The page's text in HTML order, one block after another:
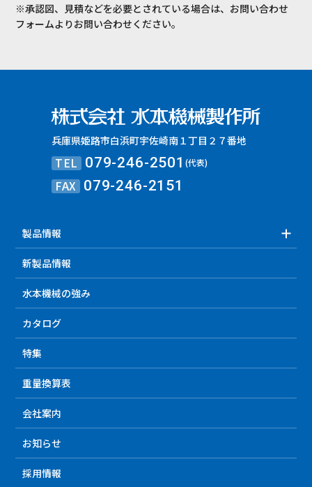
※承認図、見積などを必要とされている場合は、お問い合わせ
フォームよりお問い合わせください。
兵庫県姫路市白浜町宇佐崎南１丁目２７番地
TEL 079-246-2501(代表)
FAX 079-246-2151
製品情報
新製品情報
水本機械の強み
カタログ
特集
重量換算表
会社案内
お知らせ
採用情報